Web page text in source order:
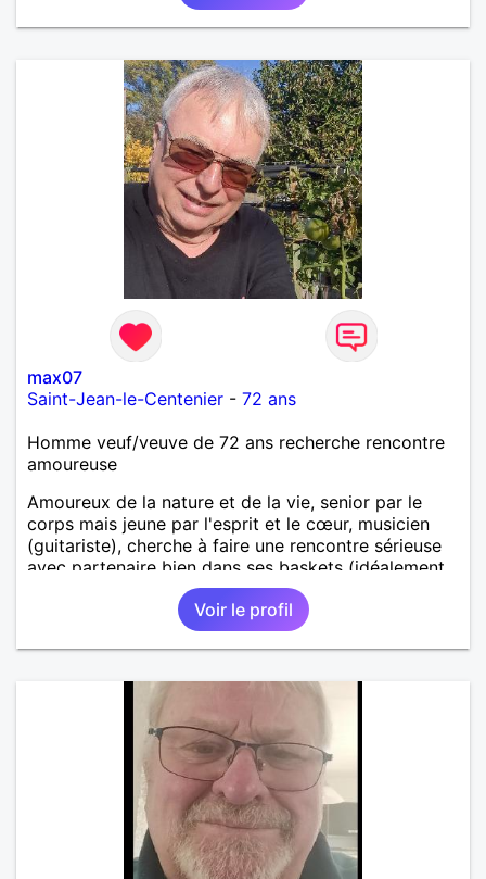
max07
Saint-Jean-le-Centenier - 72 ans
Homme veuf/veuve de 72 ans recherche rencontre
amoureuse
Amoureux de la nature et de la vie, senior par le
corps mais jeune par l'esprit et le cœur, musicien
(guitariste), cherche à faire une rencontre sérieuse
avec partenaire bien dans ses baskets (idéalement,
vous avez entre 60 et 70 ans) pour partager
moments conviviaux et agréables (voyages, sorties,
concerts, etc.) et pourquoi pas faire un bout de
chemin ensemble. Au programme: humour,
intéresse, n'hésitez pas à me contacter, je vous
répondrai avec joie.
Voir le profil